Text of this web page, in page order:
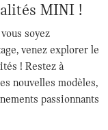
MINI !
soyez
venez explorer le
! Restez à
nouvelles modèles,
passionnants